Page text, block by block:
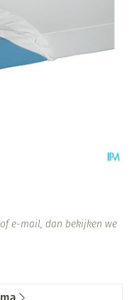
e-mail, dan bekijken we